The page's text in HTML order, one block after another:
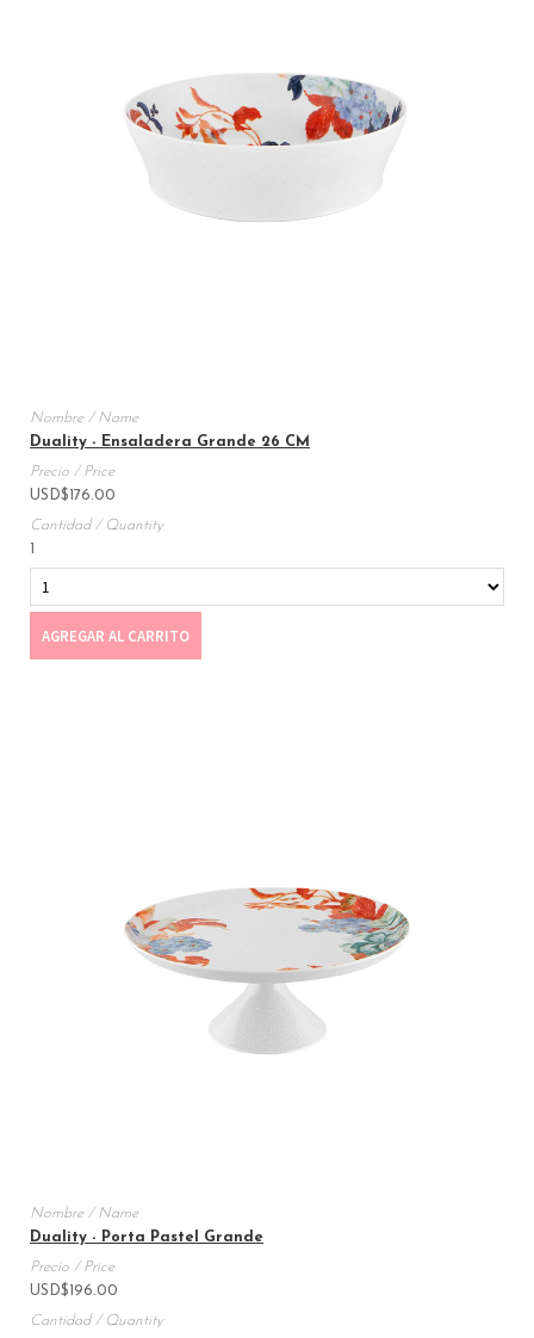
Duality - Ensaladera Grande 26 CM
USD$ 176.00
AGREGAR AL CARRITO
Duality - Porta Pastel Grande
USD$ 196.00